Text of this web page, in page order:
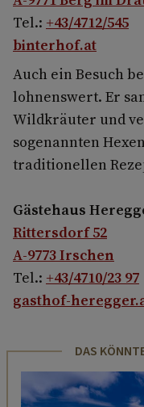
Tel.: +43/4712/545
binterhof.at
Auch ein Besuch
lohnenswert. Er
Wildkräuter und
sogenannten
traditionellen
Gästehaus
Rittersdorf 52
A-9773 Irschen
Tel.: +43/4710/23 97
gasthof-
DAS